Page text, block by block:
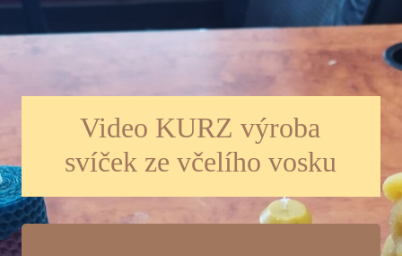
Video KURZ výroba
svíček ze včelího vosku